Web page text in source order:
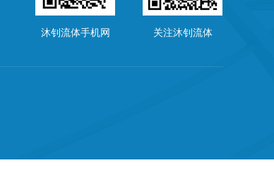
沐钊流体手机网 关注沐钊流体